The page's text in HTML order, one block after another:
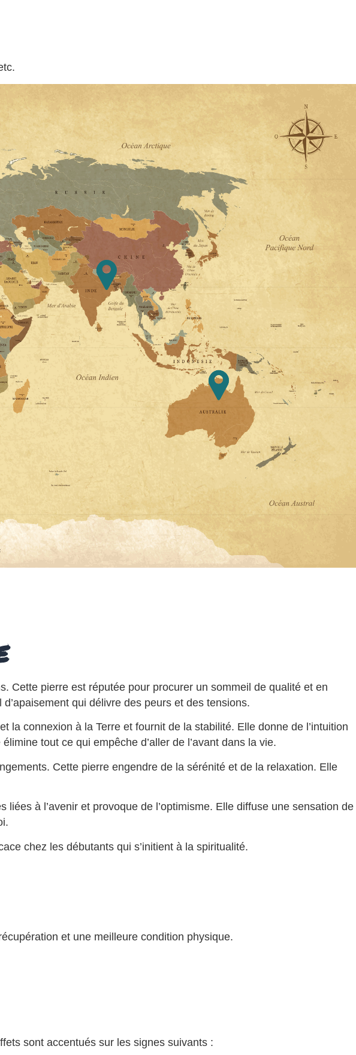
Cette pierre est réputée pour procurer un sommeil de qualité et en
qui délivre des peurs et des tensions.
la connexion à la Terre et fournit de la stabilité. Elle donne de l’intuition
tout ce qui empêche d’aller de l’avant dans la vie.
Cette pierre engendre de la sérénité et de la relaxation. Elle
à l’avenir et provoque de l’optimisme. Elle diffuse une sensation de
chez les débutants qui s’initient à la spiritualité.
et une meilleure condition physique.
sont accentués sur les signes suivants :